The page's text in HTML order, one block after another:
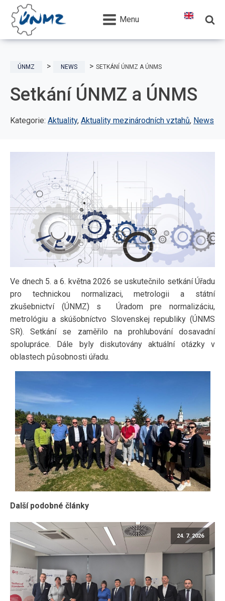
Menu
ÚNMZ NEWS SETKÁNÍ ÚNMZ A ÚNMS
Setkání ÚNMZ a ÚNMS
Kategorie: Aktuality, Aktuality mezinárodních vztahů, News
Ve dnech 5. a 6. května 2026 se uskutečnilo setkání Úřadu
pro technickou normalizaci, metrologii a státní
zkušebnictví (ÚNMZ) s Úradom pre normalizáciu,
metrológiu a skúšobníctvo Slovenskej republiky (ÚNMS
SR). Setkání se zaměřilo na prohlubování dosavadní
spolupráce. Dále byly diskutovány aktuální otázky v
oblastech působnosti úřadu.
Další podobné články
24. 7. 2026